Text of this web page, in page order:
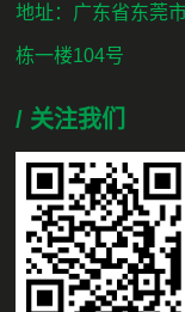
地址：广东省东莞
栋一楼104号
/ 关注我们